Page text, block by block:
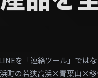
LINEを「連絡ツール」では
浜町の若狭高浜×青葉山×移